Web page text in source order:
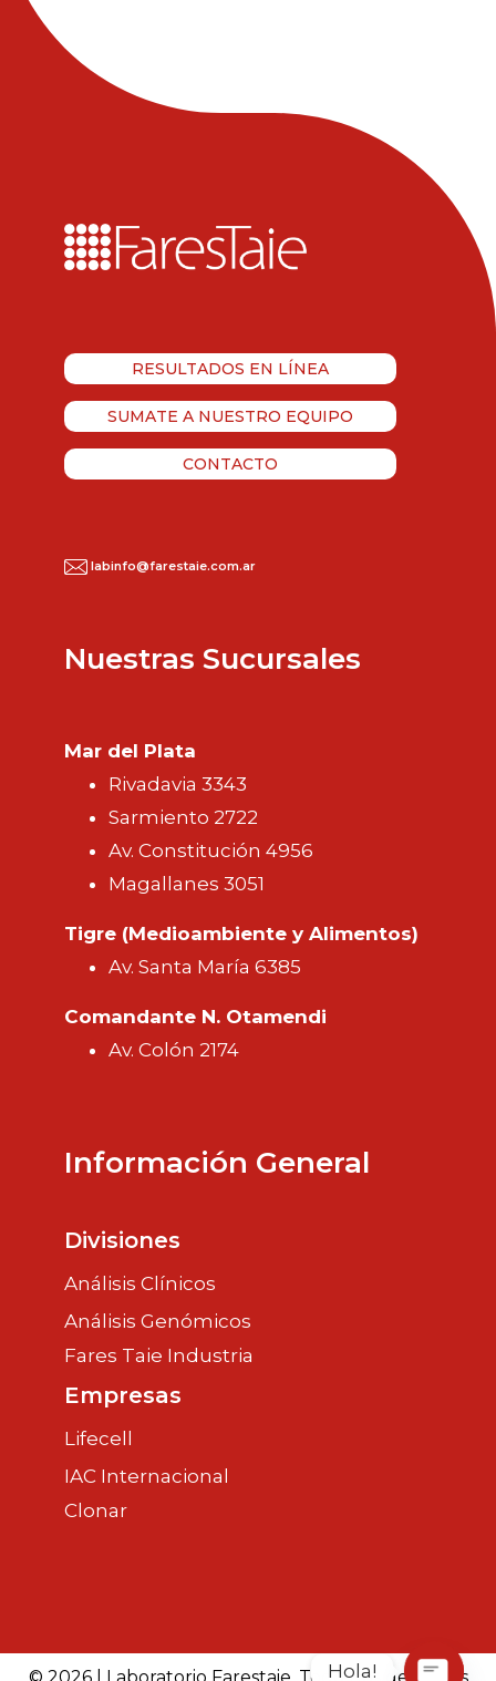
RESULTADOS EN LÍNEA
SUMATE A NUESTRO EQUIPO
CONTACTO
labinfo@farestaie.com.ar
Nuestras Sucursales
Mar del Plata
Rivadavia 3343
Sarmiento 2722
Av. Constitución 4956
Magallanes 3051
Tigre (Medioambiente y Alimentos)
Av. Santa María 6385
Comandante N. Otamendi
Av. Colón 2174
Información General
Divisiones
Análisis Clínicos
Análisis Genómicos
Fares Taie Industria
Empresas
Lifecell
IAC Internacional
Clonar
Hola!